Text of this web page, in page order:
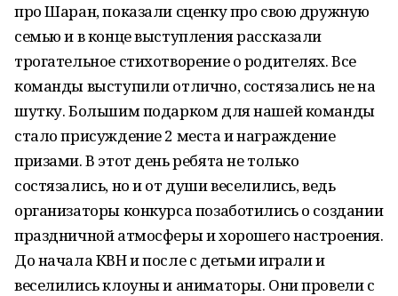
про Шаран, показали сценку про свою дружную
семью и в конце выступления рассказали
трогательное стихотворение о родителях. Все
команды выступили отлично, состязались не на
шутку. Большим подарком для нашей команды
стало присуждение 2 места и награждение
призами. В этот день ребята не только
состязались, но и от души веселились, ведь
организаторы конкурса позаботились о создании
праздничной атмосферы и хорошего настроения.
До начала КВН и после с детьми играли и
веселились клоуны и аниматоры. Они провели с